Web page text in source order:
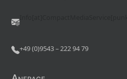
+49 (0)9543 – 222 94 79